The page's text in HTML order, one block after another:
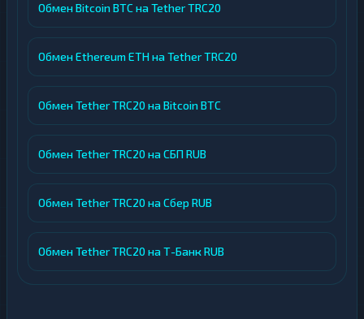
Обмен Bitcoin BTC на Tether TRC20
Обмен Ethereum ETH на Tether TRC20
Обмен Tether TRC20 на Bitcoin BTC
Обмен Tether TRC20 на СБП RUB
Обмен Tether TRC20 на Сбер RUB
Обмен Tether TRC20 на Т-Банк RUB